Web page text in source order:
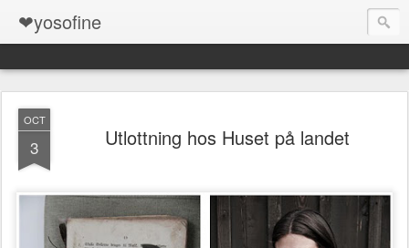
❤yosofine
OCT
3 Utlottning hos Huset på landet